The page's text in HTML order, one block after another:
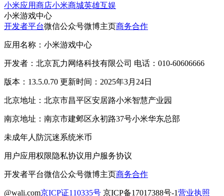
小米应用商店小米商城英雄互娱
小米游戏中心
开发者平台微信公众号微博主页商务合作
应用名称：小米游戏中心
开发者：北京瓦力网络科技有限公司 电话：010-60606666
版本：13.5.0.70 更新时间：2025年3月24日
北京地址：北京市昌平区安居路小米智慧产业园
南京地址：南京市建邺区永初路37号小米华东总部
未成年人防沉迷系统米币
用户应用权限隐私协议用户服务协议
开发者平台微信公众号微博主页商务合作
@wali.com京ICP证110335号 京ICP备17017388号-1营业执照